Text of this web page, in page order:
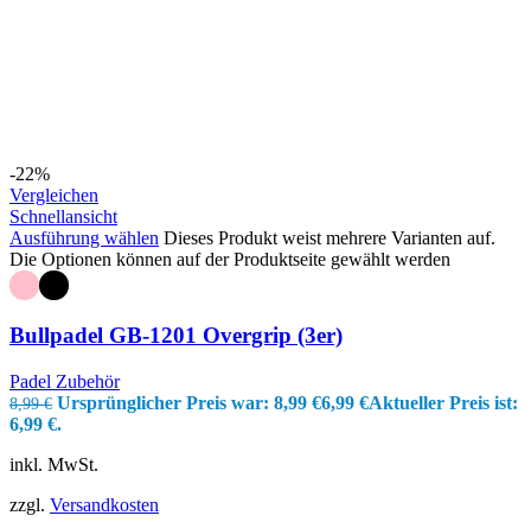
-22%
Vergleichen
Schnellansicht
Ausführung wählen Dieses Produkt weist mehrere Varianten auf.
Die Optionen können auf der Produktseite gewählt werden
Bullpadel GB-1201 Overgrip (3er)
Padel Zubehör
8,99€ Ursprünglicher Preis war: 8,99 €6,99 €Aktueller Preis ist:
6,99 €.
inkl. MwSt.
zzgl. Versandkosten